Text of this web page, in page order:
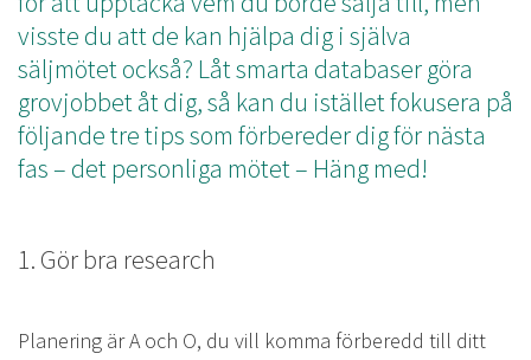
visste du att de kan hjälpa dig i själva
säljmötet också? Låt smarta databaser göra
grovjobbet åt dig, så kan du istället fokusera på
följande tre tips som förbereder dig för nästa
fas – det personliga mötet – Häng med!
1. Gör bra research
Planering är A och O, du vill komma förberedd till ditt